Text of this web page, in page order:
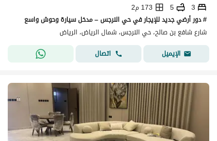
3
5
173 م2
# دور أرضي جديد للإيجار في حي النرجس – مدخل سيارة وحوش واسع
شارع شافع بن صالح، حي النرجس، شمال الرياض، الرياض
الإيميل
اتصال